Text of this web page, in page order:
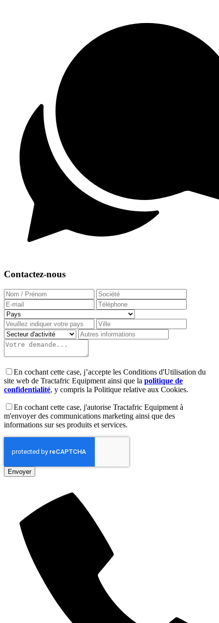
Contactez-nous
En cochant cette case, j’accepte les Conditions d'Utilisation du
site web de Tractafric Equipment ainsi que la politique de
confidentialité, y compris la Politique relative aux Cookies.
En cochant cette case, j'autorise Tractafric Equipment à
m'envoyer des communications marketing ainsi que des
informations sur ses produits et services.